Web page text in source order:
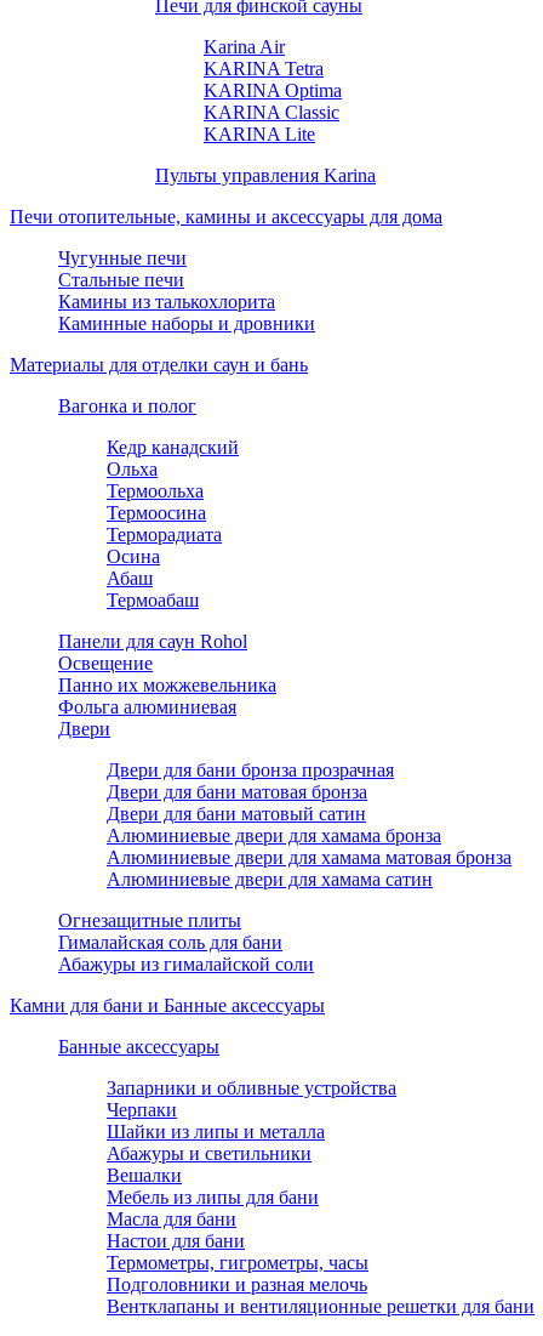
Печи для финской сауны
Karina Air
KARINA Tetra
KARINA Optima
KARINA Classic
KARINA Lite
Пульты управления Karina
Печи отопительные, камины и аксессуары для дома
Чугунные печи
Стальные печи
Камины из талькохлорита
Каминные наборы и дровники
Материалы для отделки саун и бань
Вагонка и полог
Кедр канадский
Ольха
Термоольха
Термоосина
Терморадиата
Осина
Абаш
Термоабаш
Панели для саун Rohol
Освещение
Панно их можжевельника
Фольга алюминиевая
Двери
Двери для бани бронза прозрачная
Двери для бани матовая бронза
Двери для бани матовый сатин
Алюминиевые двери для хамама бронза
Алюминиевые двери для хамама матовая бронза
Алюминиевые двери для хамама сатин
Огнезащитные плиты
Гималайская соль для бани
Абажуры из гималайской соли
Камни для бани и Банные аксессуары
Банные аксессуары
Запарники и обливные устройства
Черпаки
Шайки из липы и металла
Абажуры и светильники
Вешалки
Мебель из липы для бани
Масла для бани
Настои для бани
Термометры, гигрометры, часы
Подголовники и разная мелочь
Вентклапаны и вентиляционные решетки для бани